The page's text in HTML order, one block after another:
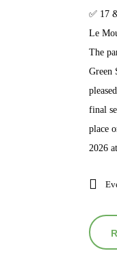
✅ 17
Le
The
Green
final
place
2026